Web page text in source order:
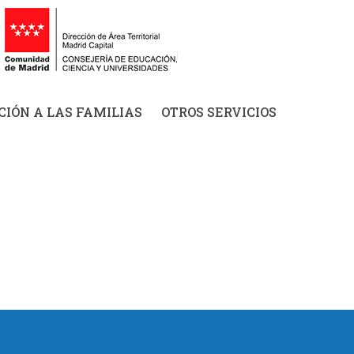
A LAS FAMILIAS OTROS SERVICIOS